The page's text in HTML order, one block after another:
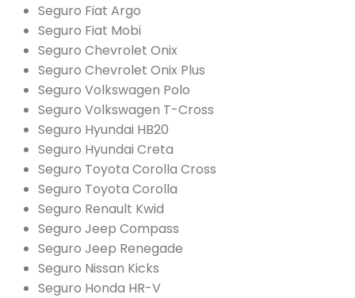
Seguro Fiat Argo
Seguro Fiat Mobi
Seguro Chevrolet Onix
Seguro Chevrolet Onix Plus
Seguro Volkswagen Polo
Seguro Volkswagen T-Cross
Seguro Hyundai HB20
Seguro Hyundai Creta
Seguro Toyota Corolla Cross
Seguro Toyota Corolla
Seguro Renault Kwid
Seguro Jeep Compass
Seguro Jeep Renegade
Seguro Nissan Kicks
Seguro Honda HR-V